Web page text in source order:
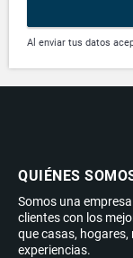
Al enviar tus datos
QUIÉNES
Somos una
clientes con los
que casas, hogares,
experiencias.